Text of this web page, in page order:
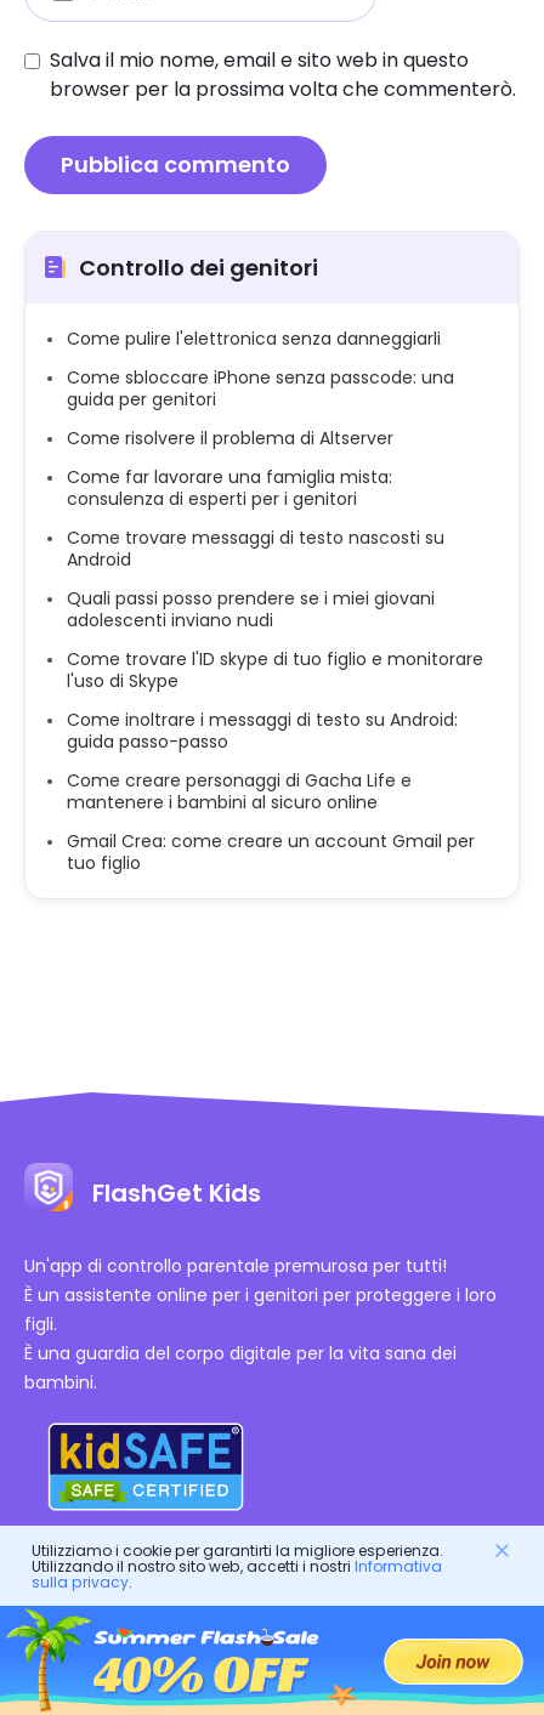
Salva il mio nome, email e sito web in questo
browser per la prossima volta che commenterò.
Controllo dei genitori
Come pulire l'elettronica senza danneggiarli
Come sbloccare iPhone senza passcode: una
guida per genitori
Come risolvere il problema di Altserver
Come far lavorare una famiglia mista:
consulenza di esperti per i genitori
Come trovare messaggi di testo nascosti su
Android
Quali passi posso prendere se i miei giovani
adolescenti inviano nudi
Come trovare l'ID skype di tuo figlio e monitorare
l'uso di Skype
Come inoltrare i messaggi di testo su Android:
guida passo-passo
Come creare personaggi di Gacha Life e
mantenere i bambini al sicuro online
Gmail Crea: come creare un account Gmail per
tuo figlio
FlashGet Kids
Un'app di controllo parentale premurosa per tutti!
È un assistente online per i genitori per proteggere i loro
figli.
È una guardia del corpo digitale per la vita sana dei
bambini.
Certificazioni Autorizzate
Azienda
Termini di servizio
Contratto di Licenza con l'Utente Finale
Risorse
Utilizziamo i cookie per garantirti la migliore esperienza.
Utilizzando il nostro sito web, accetti i nostri Informativa
sulla privacy.